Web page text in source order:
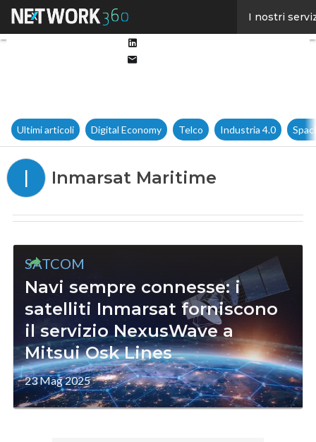
I nostri
Ultimi articoli Digital Economy Telco Industria 4.0
I Inmarsat Maritime
SATCOM
Navi sempre connesse: i
satelliti Inmarsat forniscono
il servizio NexusWave a
Mitsui Osk Lines
23 Mag 2025